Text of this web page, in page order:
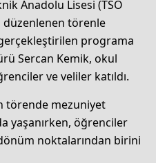
Anadolu Lisesi (TSO
düzenlenen törenle
programa
Sercan Kemik, okul
ve veliler katıldı.
törende mezuniyet
yaşanırken, öğrenciler
noktalarından birini